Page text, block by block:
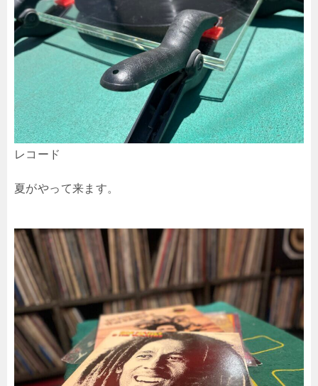
レコード
夏がやって来ます。